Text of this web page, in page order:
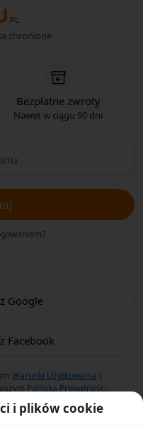
PL
chronione
Bezpłatne zwroty
Nawet w ciągu 90 dni
Google
Facebook
Warunki Użytkowania i
Polityka Prywatności.
i plików cookie